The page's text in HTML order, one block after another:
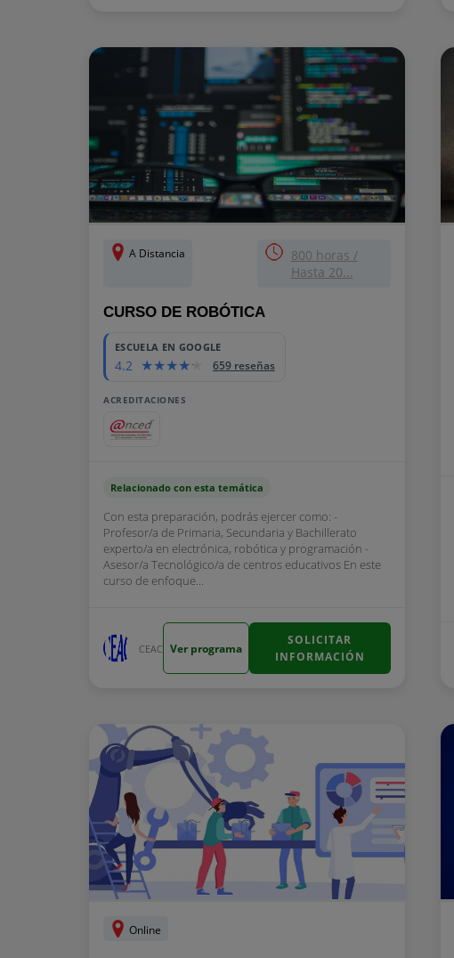
A Distancia
800 horas /
Hasta 20...
CURSO DE ROBÓTICA
ESCUELA EN GOOGLE
4.2 659 reseñas
ACREDITACIONES
Relacionado con esta temática
Con esta preparación, podrás ejercer como: -
Profesor/a de Primaria, Secundaria y Bachillerato
experto/a en electrónica, robótica y programación -
Asesor/a Tecnológico/a de centros educativos En este
curso de enfoque...
CEAC Ver programa
SOLICITAR
INFORMACIÓN
Online